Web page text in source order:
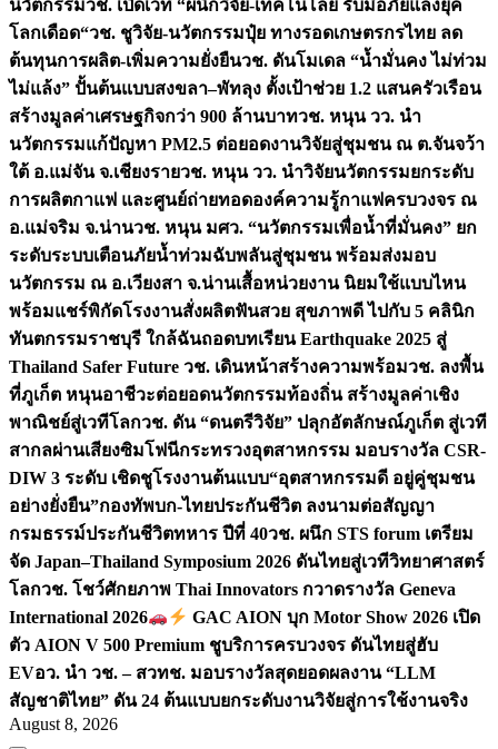
นวัตกรรมวช. เปิดเวที “ผนึกวิจัย-เทคโนโลยี รับมือภัยแล้งยุค
โลกเดือด“วช. ชูวิจัย-นวัตกรรมปุ๋ย ทางรอดเกษตรกรไทย ลด
ต้นทุนการผลิต-เพิ่มความยั่งยืนวช. ดันโมเดล “น้ำมั่นคง ไม่ท่วม
ไม่แล้ง” ปั้นต้นแบบสงขลา–พัทลุง ตั้งเป้าช่วย 1.2 แสนครัวเรือน
สร้างมูลค่าเศรษฐกิจกว่า 900 ล้านบาทวช. หนุน วว. นำ
นวัตกรรมแก้ปัญหา PM2.5 ต่อยอดงานวิจัยสู่ชุมชน ณ ต.จันจว้า
ใต้ อ.แม่จัน จ.เชียงรายวช. หนุน วว. นำวิจัยนวัตกรรมยกระดับ
การผลิตกาแฟ และศูนย์ถ่ายทอดองค์ความรู้กาแฟครบวงจร ณ
อ.แม่จริม จ.น่านวช. หนุน มศว. “นวัตกรรมเพื่อน้ำที่มั่นคง” ยก
ระดับระบบเตือนภัยน้ำท่วมฉับพลันสู่ชุมชน พร้อมส่งมอบ
นวัตกรรม ณ อ.เวียงสา จ.น่านเสื้อหน่วยงาน นิยมใช้แบบไหน
พร้อมแชร์พิกัดโรงงานสั่งผลิตฟันสวย สุขภาพดี ไปกับ 5 คลินิก
ทันตกรรมราชบุรี ใกล้ฉันถอดบทเรียน Earthquake 2025 สู่
Thailand Safer Future วช. เดินหน้าสร้างความพร้อมวช. ลงพื้น
ที่ภูเก็ต หนุนอาชีวะต่อยอดนวัตกรรมท้องถิ่น สร้างมูลค่าเชิง
พาณิชย์สู่เวทีโลกวช. ดัน “ดนตรีวิจัย” ปลุกอัตลักษณ์ภูเก็ต สู่เวที
สากลผ่านเสียงซิมโฟนีกระทรวงอุตสาหกรรม มอบรางวัล CSR-
DIW 3 ระดับ เชิดชูโรงงานต้นแบบ“อุตสาหกรรมดี อยู่คู่ชุมชน
อย่างยั่งยืน”กองทัพบก-ไทยประกันชีวิต ลงนามต่อสัญญา
กรมธรรม์ประกันชีวิตทหาร ปีที่ 40วช. ผนึก STS forum เตรียม
จัด Japan–Thailand Symposium 2026 ดันไทยสู่เวทีวิทยาศาสตร์
โลกวช. โชว์ศักยภาพ Thai Innovators กวาดรางวัล Geneva
International 2026
GAC AION บุก Motor Show 2026 เปิด
ตัว AION V 500 Premium ชูบริการครบวงจร ดันไทยสู่ฮับ
EVอว. นำ วช. – สวทช. มอบรางวัลสุดยอดผลงาน “LLM
สัญชาติไทย” ดัน 24 ต้นแบบยกระดับงานวิจัยสู่การใช้งานจริง
August 8, 2026